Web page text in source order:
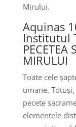
Mirului.
Aquinas
Institutul
PECETEA
MIRULUI
Toate cele
umane.
pecete
elementele